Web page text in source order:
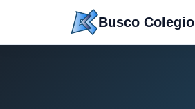
Busco Colegio